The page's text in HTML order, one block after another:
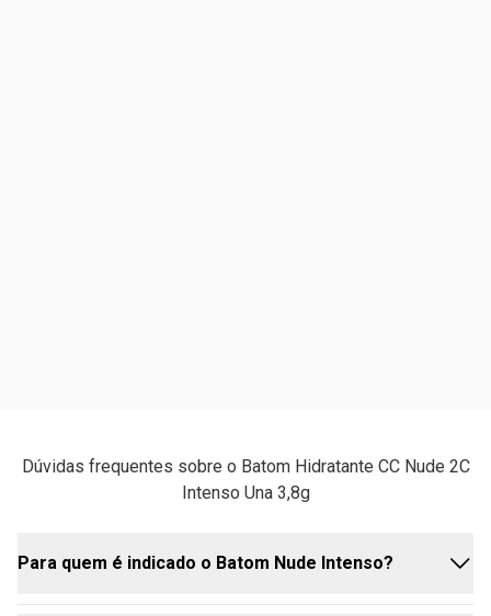
Dúvidas frequentes sobre o Batom Hidratante CC Nude 2C
Intenso Una 3,8g
Para quem é indicado o Batom Nude Intenso?